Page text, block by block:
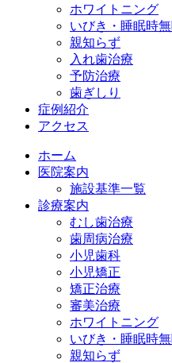
ホワイトニング
いびき・睡眠時
親知らず
入れ歯治療
予防治療
歯ぎしり
症例紹介
アクセス
ホーム
医院案内
施設基準一覧
診療案内
むし歯治療
歯周病治療
小児歯科
小児矯正
矯正治療
審美治療
ホワイトニング
いびき・睡眠時
親知らず